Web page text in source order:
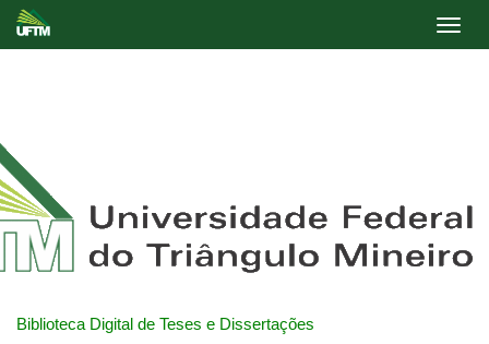
Biblioteca Digital de Teses e Dissertações